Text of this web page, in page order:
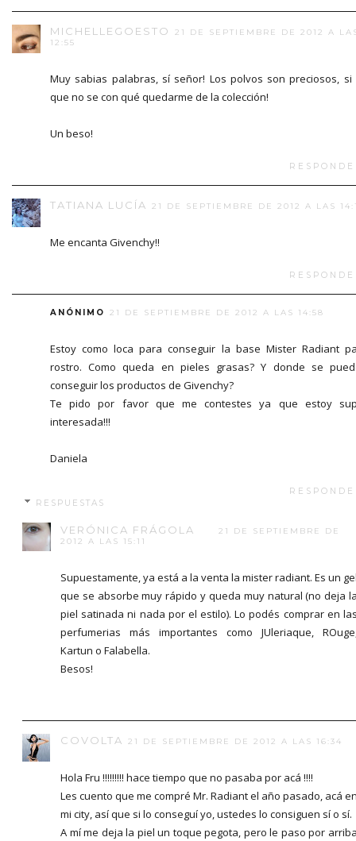
MICHELLEGOESTO
21 DE SEPTIEMBRE DE 2012 A
12:55
Muy sabias palabras, sí señor! Los polvos son preciosos, si
que no se con qué quedarme de la colección!
Un beso!
TATIANA LUCÍA 21 DE SEPTIEMBRE DE 2012 A LAS
Me encanta Givenchy!!
ANÓNIMO 21 DE SEPTIEMBRE DE 2012 A LAS 14:58
Estoy como loca para conseguir la base Mister Radiant
rostro. Como queda en pieles grasas? Y donde se
conseguir los productos de Givenchy?
Te pido por favor que me contestes ya que estoy
interesada!!!
Daniela
RESPUESTAS
VERÓNICA FRÁGOLA
21 DE SEPTIEMBRE DE
2012 A LAS 15:11
Supuestamente, ya está a la venta la mister radiant. Es un
que se absorbe muy rápido y queda muy natural (no deja
piel satinada ni nada por el estilo). Lo podés comprar en
perfumerias más importantes como JUleriaque,
Kartun o Falabella.
Besos!
COVOLTA 21 DE SEPTIEMBRE DE 2012 A LAS 16:34
Hola Fru !!!!!!!!! hace tiempo que no pasaba por acá !!!!
Les cuento que me compré Mr. Radiant el año pasado, acá
mi city, así que si lo conseguí yo, ustedes lo consiguen sí o sí.
A mí me deja la piel un toque pegota, pero le paso por